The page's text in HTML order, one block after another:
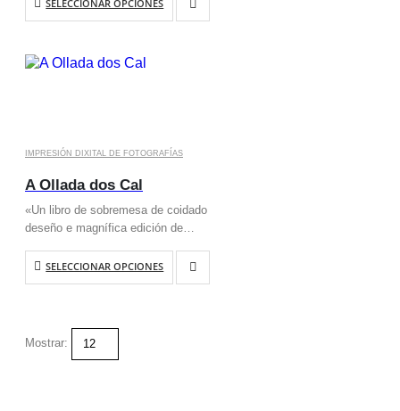
SELECCIONAR OPCIONES
IMPRESIÓN DIXITAL DE FOTOGRAFÍAS
A Ollada dos Cal
«Un libro de sobremesa de coidado
deseño e magnífica edición de
tamén da redacción dos excelentes
textos biográficos de Saturno e
SELECCIONAR OPCIONES
Mostrar: